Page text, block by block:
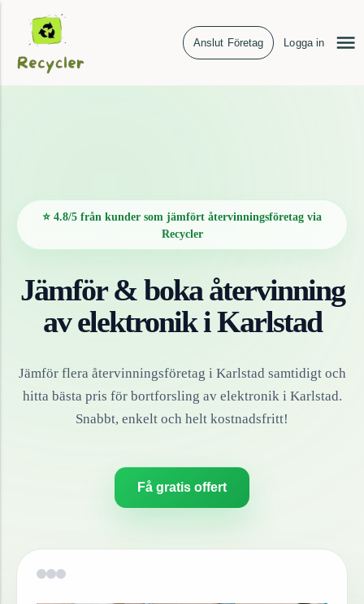
Anslut Företag Logga in
⭐ 4.8/5 från kunder som jämfört återvinningsföretag via
Recycler
Jämför & boka återvinning
avelektronikiKarlstad
Jämför flera återvinningsföretag i Karlstad samtidigt och
hitta bästa pris för bortforsling av elektroniki Karlstad.
Snabbt, enkelt och helt kostnadsfritt!
Få gratis offert